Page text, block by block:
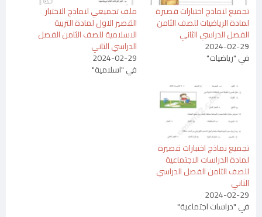
تجميع لنماذج اختبارات قصيرة
لمادة الرياضيات للصف الثامن
الفصل الدراسي الثاني
2024-02-29
في "رياضيات"
ملف تجميعي لنماذج الاختبار
القصير الاول لمادة التربية
الاسلامية للصف الثامن الفصل
الدراسي الثاني
2024-02-29
في "اسلامية"
تجميع نماذج اختبارات قصيرة
لمادة الدراسات الاجتماعية
للصف الثامن الفصل الدراسي
الثاني
2024-02-29
في "دراسات اجتماعية"